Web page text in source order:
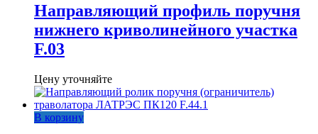
Направляющий профиль поручня
нижнего криволинейного участка
F.03
Цену уточняйте
В корзину